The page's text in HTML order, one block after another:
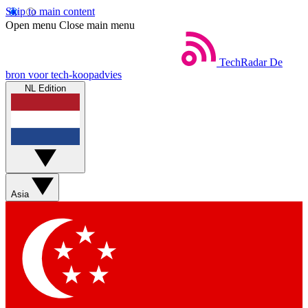
Skip to main content
Open menu Close main menu
TechRadar De
bron voor tech-koopadvies
NL Edition
Asia